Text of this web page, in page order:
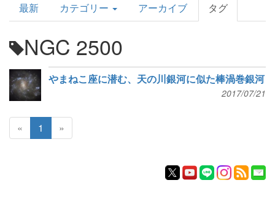
Topics
最新 カテゴリー アーカイブ タグ
NGC 2500
やまねこ座に潜む、天の川銀河に似た棒渦巻銀河
2017/07/21
« 1 »